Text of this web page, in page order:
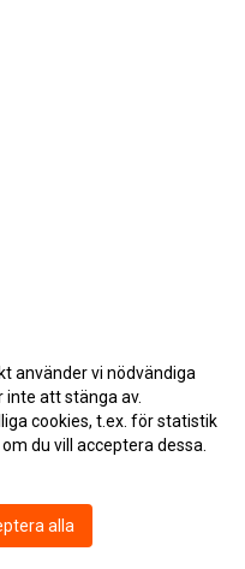
använder vi nödvändiga
inte att stänga av.
cookies, t.ex. för statistik
du vill acceptera dessa.
alla